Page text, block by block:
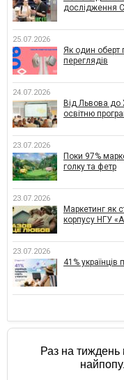
дослідження
25.07.2026
Як один оберт
переглядів
24.07.2026
Від Львова
освітню
23.07.2026
Поки 97%
голку та фетр
23.07.2026
Маркетинг як
корпусу НГУ
23.07.2026
41% українців
Раз на